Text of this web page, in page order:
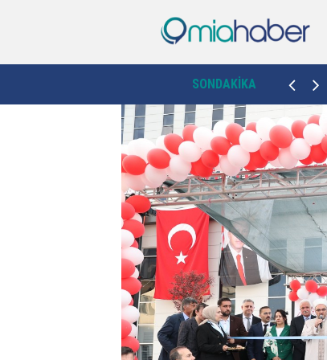
SONDAKİKA
Vali Ergün, Artvin’de sezonun ilk bal hasadına katıldı